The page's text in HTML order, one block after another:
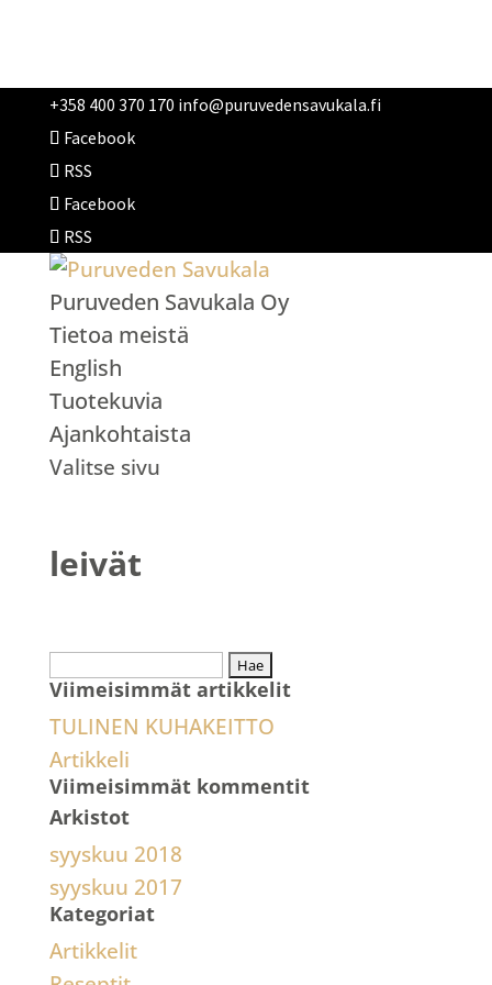
+358 400 370 170 info@puruvedensavukala.fi
Facebook
RSS
Facebook
RSS
Puruveden Savukala Oy
Tietoa meistä
English
Tuotekuvia
Ajankohtaista
Valitse sivu
leivät
Haku:
Viimeisimmät artikkelit
TULINEN KUHAKEITTO
Artikkeli
Viimeisimmät kommentit
Arkistot
syyskuu 2018
syyskuu 2017
Kategoriat
Artikkelit